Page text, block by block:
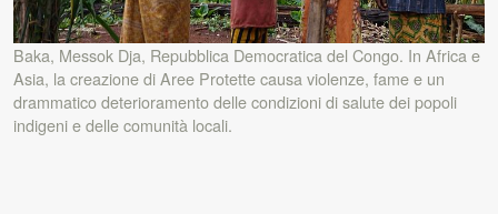
Baka, Messok Dja, Repubblica Democratica del Congo. In Africa e
Asia, la creazione di Aree Protette causa violenze, fame e un
drammatico deterioramento delle condizioni di salute dei popoli
indigeni e delle comunità locali.